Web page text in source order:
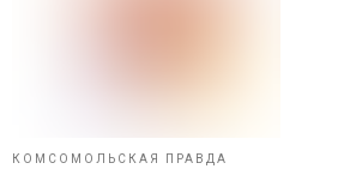
КОМСОМОЛЬСКАЯ ПРАВДА